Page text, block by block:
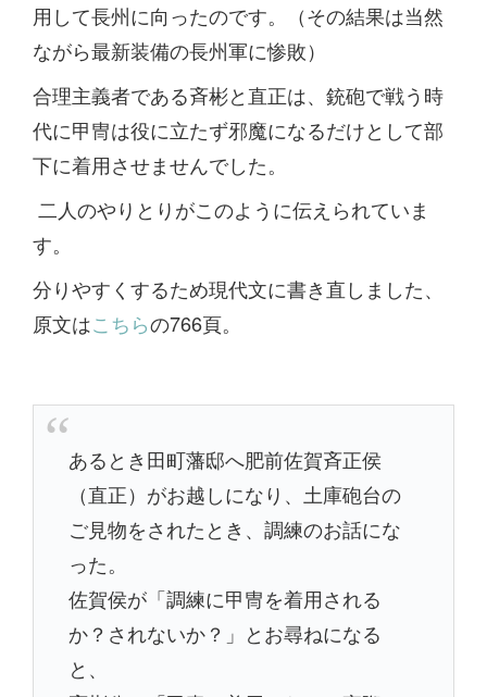
用して長州に向ったのです。（その結果は当然
ながら最新装備の長州軍に惨敗）
合理主義者である斉彬と直正は、銃砲で戦う時
代に甲冑は役に立たず邪魔になるだけとして部
下に着用させませんでした。
二人のやりとりがこのように伝えられていま
す。
分りやすくするため現代文に書き直しました、
原文はこちらの766頁。
あるとき田町藩邸へ肥前佐賀斉正侯
（直正）がお越しになり、土庫砲台の
ご見物をされたとき、調練のお話にな
った。
佐賀侯が「調練に甲冑を着用される
か？されないか？」とお尋ねになる
と、